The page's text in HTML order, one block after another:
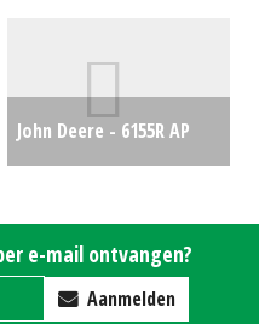
John Deere - 6155R AP
e-mail ontvangen?
Aanmelden